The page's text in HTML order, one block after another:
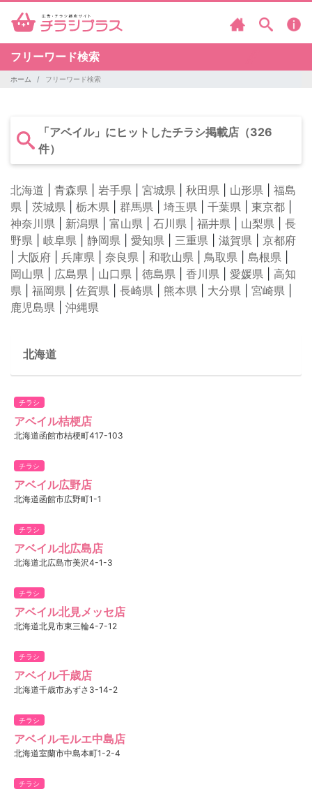
フリーワード検索
ホーム フリーワード検索
「アベイル」にヒットしたチラシ掲載店（326
件）
北海道 青森県 岩手県 宮城県 秋田県 山形県
福島
県
茨城県 栃木県 群馬県 埼玉県 千葉県 東京都
神奈川県
新潟県 富山県 石川県 福井県 山梨県
長
野県
岐阜県 静岡県 愛知県 三重県 滋賀県
京都府
大阪府 兵庫県 奈良県 和歌山県 鳥取県 島根県
岡山県
広島県 山口県 徳島県 香川県 愛媛県
高知
県
福岡県 佐賀県 長崎県 熊本県 大分県 宮崎県
鹿児島県
沖縄県
北海道
チラシ
アベイル桔梗店
北海道函館市桔梗町417-103
チラシ
アベイル広野店
北海道函館市広野町1-1
チラシ
アベイル北広島店
北海道北広島市美沢4-1-3
チラシ
アベイル北見メッセ店
北海道北見市東三輪4-7-12
チラシ
アベイル千歳店
北海道千歳市あずさ3-14-2
チラシ
アベイルモルエ中島店
北海道室蘭市中島本町1-2-4
チラシ